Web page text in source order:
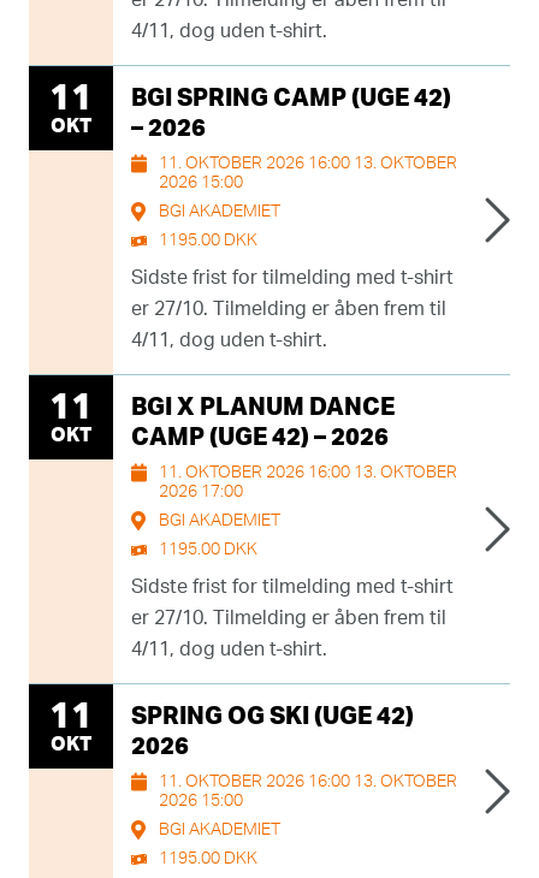
4/11, dog uden t-shirt.
11
OKT
BGI SPRING CAMP (UGE 42)
– 2026
11. OKTOBER 2026 16:00 13. OKTOBER
2026 15:00
BGI AKADEMIET
1195.00 DKK
Sidste frist for tilmelding med t-shirt
er 27/10. Tilmelding er åben frem til
4/11, dog uden t-shirt.
11
OKT
BGI X PLANUM DANCE
CAMP (UGE 42) – 2026
11. OKTOBER 2026 16:00 13. OKTOBER
2026 17:00
BGI AKADEMIET
1195.00 DKK
Sidste frist for tilmelding med t-shirt
er 27/10. Tilmelding er åben frem til
4/11, dog uden t-shirt.
11
OKT
SPRING OG SKI (UGE 42)
2026
11. OKTOBER 2026 16:00 13. OKTOBER
2026 15:00
BGI AKADEMIET
1195.00 DKK